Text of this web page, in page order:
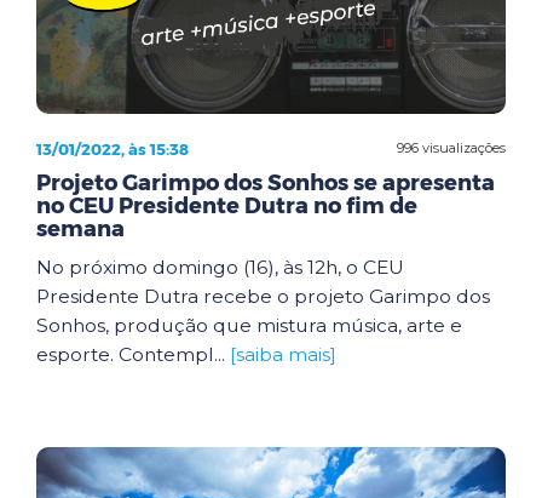
996 visualizações
13/01/2022, às 15:38
Projeto Garimpo dos Sonhos se apresenta
no CEU Presidente Dutra no fim de
semana
No próximo domingo (16), às 12h, o CEU
Presidente Dutra recebe o projeto Garimpo dos
Sonhos, produção que mistura música, arte e
esporte. Contempl... [saiba mais]